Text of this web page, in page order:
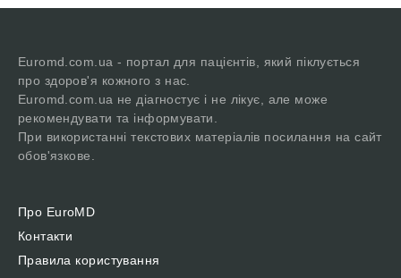
Euromd.com.ua - портал для пацієнтів, який піклується
про здоров'я кожного з нас.
Euromd.com.ua не діагностує і не лікує, але може
рекомендувати та інформувати.
При використанні текстових матеріалів посилання на сайт
обов'язкове.
Про EuroMD
Контакти
Правила користування